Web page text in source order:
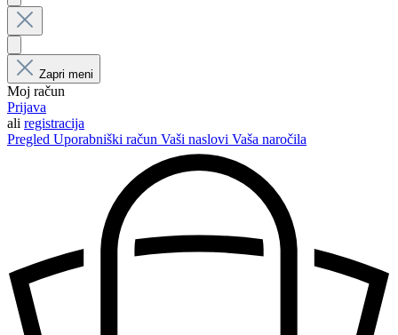
Zapri meni
Moj račun
Prijava
ali registracija
Pregled Uporabniški račun Vaši naslovi Vaša naročila